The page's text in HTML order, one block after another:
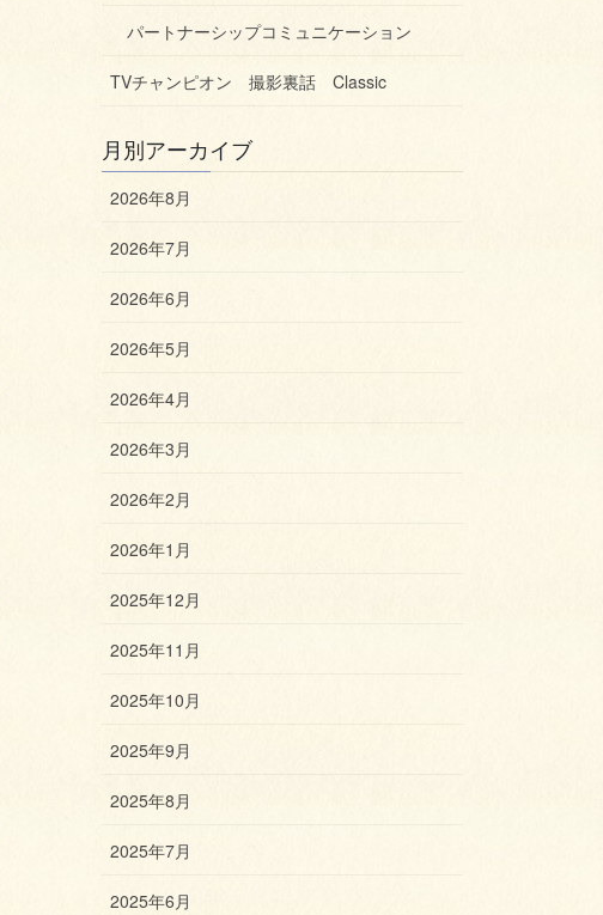
パートナーシップコミュニケーション
TVチャンピオン 撮影裏話 Classic
月別アーカイブ
2026年8月
2026年7月
2026年6月
2026年5月
2026年4月
2026年3月
2026年2月
2026年1月
2025年12月
2025年11月
2025年10月
2025年9月
2025年8月
2025年7月
2025年6月